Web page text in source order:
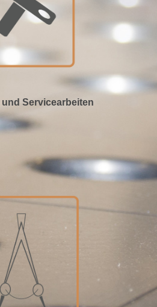
und Servicearbeiten